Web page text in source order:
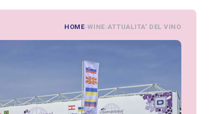
HOME»WINE»ATTUALITA' DEL VINO